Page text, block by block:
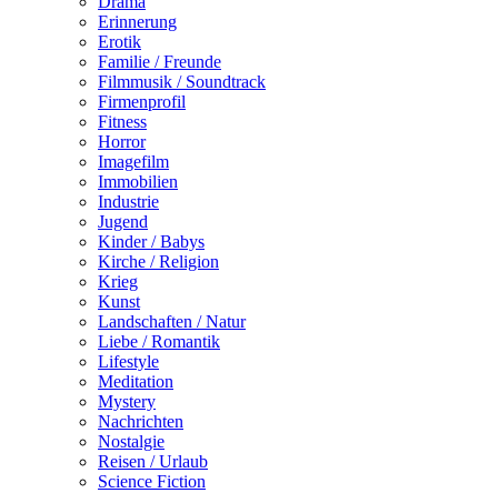
Erinnerung
Erotik
Familie / Freunde
Filmmusik / Soundtrack
Firmenprofil
Fitness
Horror
Imagefilm
Immobilien
Industrie
Jugend
Kinder / Babys
Kirche / Religion
Krieg
Kunst
Landschaften / Natur
Liebe / Romantik
Lifestyle
Meditation
Mystery
Nachrichten
Nostalgie
Reisen / Urlaub
Science Fiction